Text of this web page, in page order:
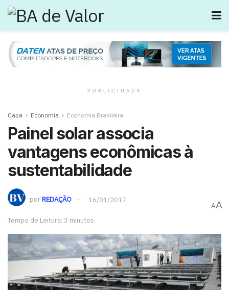
PUBLICIDADE
Capa Economia Economia Brasileira
Painel solar associa
vantagens econômicas à
sustentabilidade
porREDAÇÃO 16/01/2017
Tempo de Leitura: 3 minutos
AA